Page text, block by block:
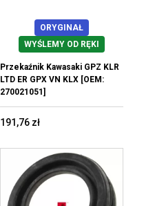
ORYGINAŁ
WYŚLEMY OD RĘKI
Przekaźnik Kawasaki GPZ KLR
LTD ER GPX VN KLX [OEM:
270021051]
191,76 zł